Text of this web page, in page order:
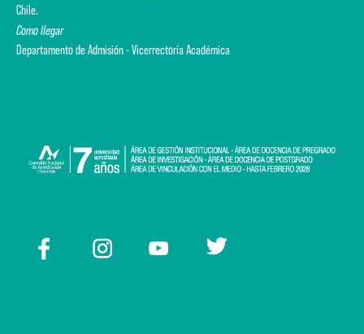
Chile.
Como llegar
Departamento de Admisión - Vicerrectoría Académica